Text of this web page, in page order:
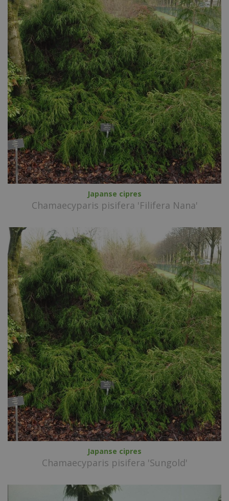
Japanse cipres
Chamaecyparis pisifera 'Filifera Nana'
Japanse cipres
Chamaecyparis pisifera 'Sungold'